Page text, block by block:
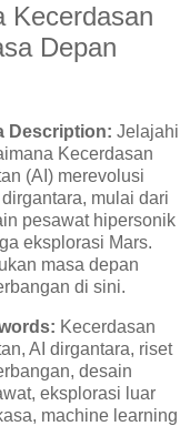
Kecerdasan
Depan
Description: Jelajahi
Kecerdasan
(AI) merevolusi
mulai dari
pesawat hipersonik
eksplorasi Mars.
masa depan
di sini.
Kecerdasan
AI dirgantara, riset
desain
eksplorasi luar
machine learning